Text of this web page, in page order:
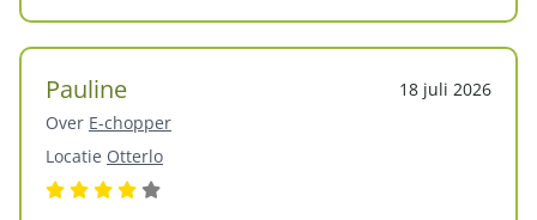
Pauline
18 juli 2026
Over E-chopper
Locatie Otterlo